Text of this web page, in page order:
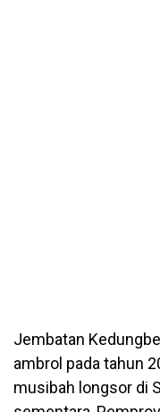
Jembatan
ambrol pada tahun
musibah longsor di